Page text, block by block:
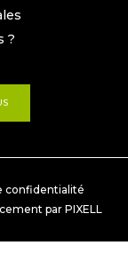
?
confidentialité
par PIXELL